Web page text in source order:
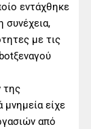
εντάχθηκε
με τις
της
μνημεία είχε
από